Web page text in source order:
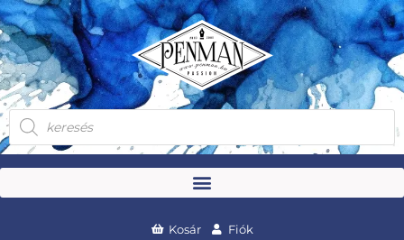
Skip
to
content
Products
search
Kosár Fiók